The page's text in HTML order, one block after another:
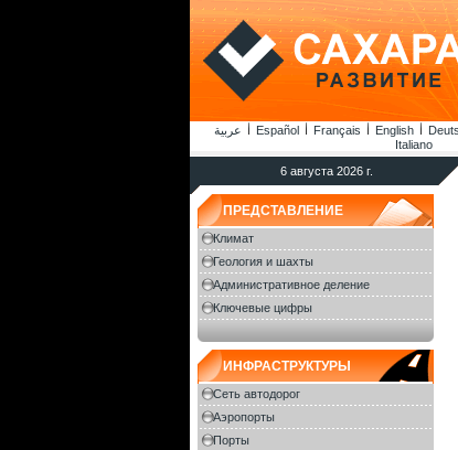
عربية
Español Français English
Italiano
6 августа 2026 г.
ПРЕДСТАВЛЕНИЕ
Климат
Геология и шахты
Административное деление
Ключевые цифры
ИНФРАСТРУКТУРЫ
Сеть автодорог
Аэропорты
Порты